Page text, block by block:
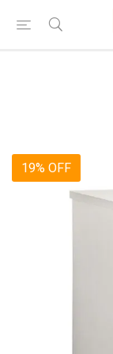
19% OFF